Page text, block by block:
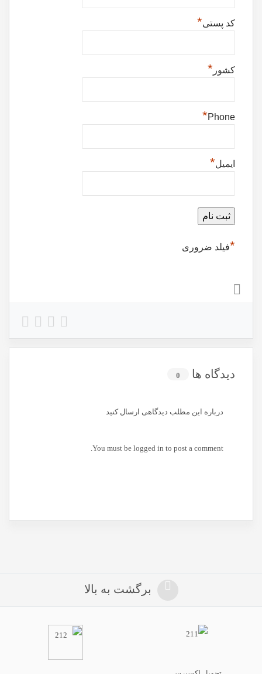
کد پستی*
کشور *
Phone
*
ایمیل*
*فیلد ضروری
دیدگاه ها 0
درباره این مطلب دیدگاهی ارسال کنید
You must be logged in to post a comment.
برگشت به بالا